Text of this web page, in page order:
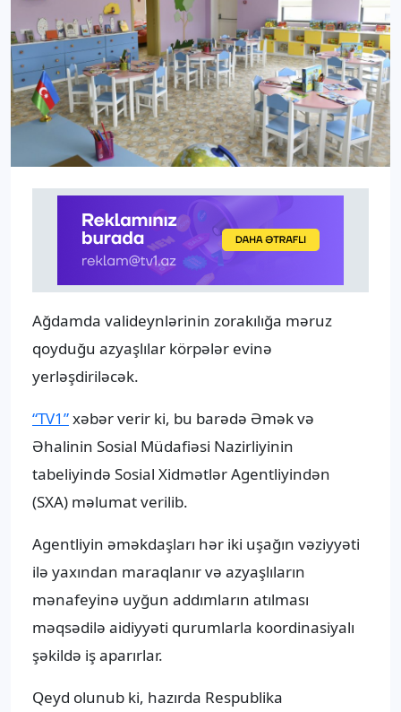
Ağdamda valideynlərinin zorakılığa məruz
qoyduğu azyaşlılar körpələr evinə
yerləşdiriləcək.
“TV1”xəbər verir ki, bu barədə Əmək və
Əhalinin Sosial Müdafiəsi Nazirliyinin
tabeliyində Sosial Xidmətlər Agentliyindən
(SXA) məlumat verilib.
Agentliyin əməkdaşları hər iki uşağın vəziyyəti
ilə yaxından maraqlanır və azyaşlıların
mənafeyinə uyğun addımların atılması
məqsədilə aidiyyəti qurumlarla koordinasiyalı
şəkildə iş aparırlar.
Qeyd olunub ki, hazırda Respublika